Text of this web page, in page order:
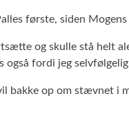
første, siden
og skulle stå helt
fordi jeg
bakke op om stævnet